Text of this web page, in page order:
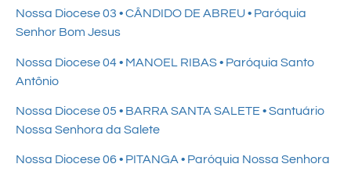
Nossa Diocese 03 • CÂNDIDO DE ABREU • Paróquia
Senhor Bom Jesus
Nossa Diocese 04 • MANOEL RIBAS • Paróquia Santo
Antônio
Nossa Diocese 05 • BARRA SANTA SALETE • Santuário
Nossa Senhora da Salete
Nossa Diocese 06 • PITANGA • Paróquia Nossa Senhora